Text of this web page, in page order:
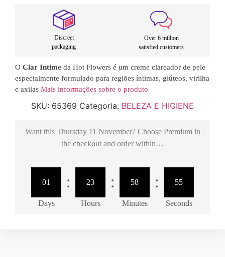
Discreet
packaging
Over 6 million
satisfied customers
O Clar Intime da Hot Flowers é um creme clareador de pele
especialmente formulado para regiões íntimas, glúteos, virilha
e axilas Mais informações sobre o produto
SKU: 65369 Categoria: BELEZA E HIGIENE
Want this Thursday 11 November? Choose Premiumin
the checkout and order within…
01 :
Days
23 :
Hours
58 :
Minutes
55
Seconds